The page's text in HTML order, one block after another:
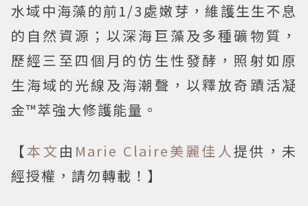
水域中海藻的前1/3處嫩芽，維護生生不息
的自然資源；以深海巨藻及多種礦物質，
歷經三至四個月的仿生性發酵，照射如原
生海域的光線及海潮聲，以釋放奇蹟活凝
金™萃強大修護能量。
【本文 由 Marie Claire美麗佳人提供，未
經授權，請勿轉載！】